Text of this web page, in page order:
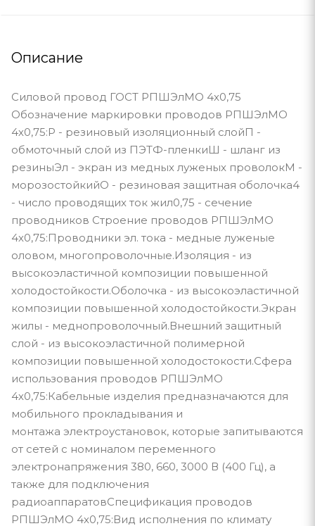
Описание
Силовой провод ГОСТ РПШЭлМО 4х0,75
Обозначение маркировки проводов РПШЭлМО
4х0,75:Р - резиновый изоляционный слойП -
обмоточный слой из ПЭТФ-пленкиШ - шланг из
резиныЭл - экран из медных луженых проволокМ -
морозостойкийО - резиновая защитная оболочка4
- число проводящих ток жил0,75 - сечение
проводников Строение проводов РПШЭлМО
4х0,75:Проводники эл. тока - медные луженые
оловом, многопроволочные.Изоляция - из
высокоэластичной композиции повышенной
холодостойкости.Оболочка - из высокоэластичной
композиции повышенной холодостойкости.Экран
жилы - меднопроволочный.Внешний защитный
слой - из высокоэластичной полимерной
композиции повышенной холодостокости.Сфера
использования проводов РПШЭлМО
4х0,75:Кабельные изделия предназначаются для
мобильного прокладывания и
монтажа электроустановок, которые запитываются
от сетей с номиналом переменного
электронапряжения 380, 660, 3000 В (400 Гц), а
также для подключения
радиоаппаратовСпецификация проводов
РПШЭлМО 4х0,75:Вид исполнения по климату